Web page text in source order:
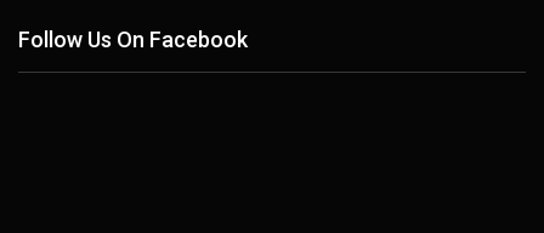
Follow Us On Facebook